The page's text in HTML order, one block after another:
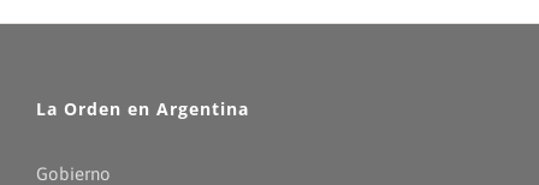
La Orden en Argentina
Gobierno